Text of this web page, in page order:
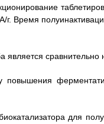
г. Время
является сравнительно
повышения
для